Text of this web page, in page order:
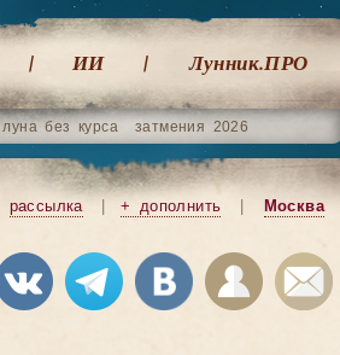
ИИ Лунник.ПРО
луна без курса затмения 2026
рассылка + дополнить Москва